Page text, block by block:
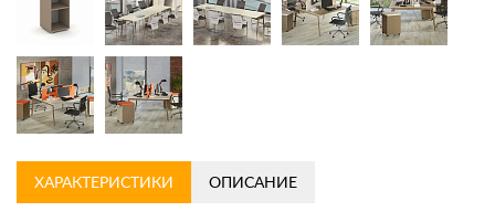
ХАРАКТЕРИСТИКИ ОПИСАНИЕ